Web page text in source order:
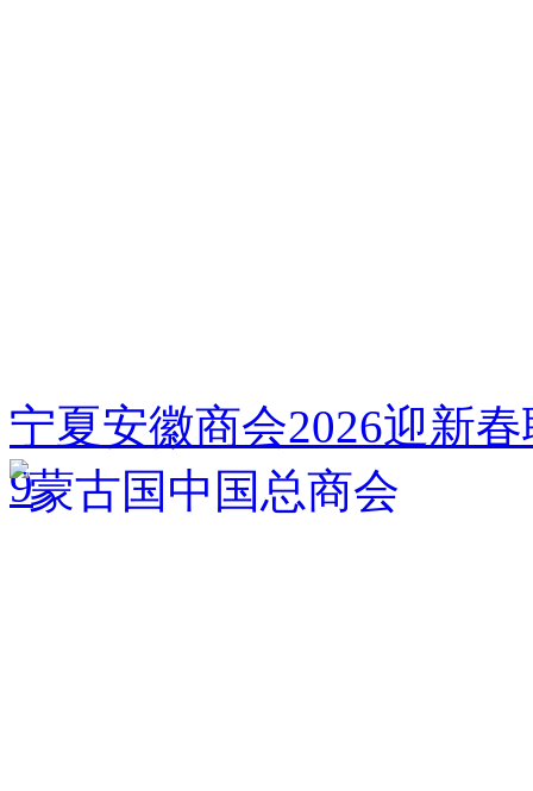
宁夏安徽商会2026迎新
9